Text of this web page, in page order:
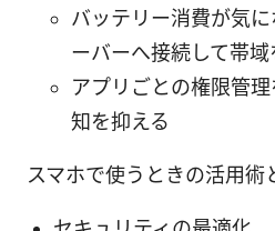
バッテリー消費が気
ーバーへ接続して帯
アプリごとの権限管
知を抑える
スマホで使うときの活用術